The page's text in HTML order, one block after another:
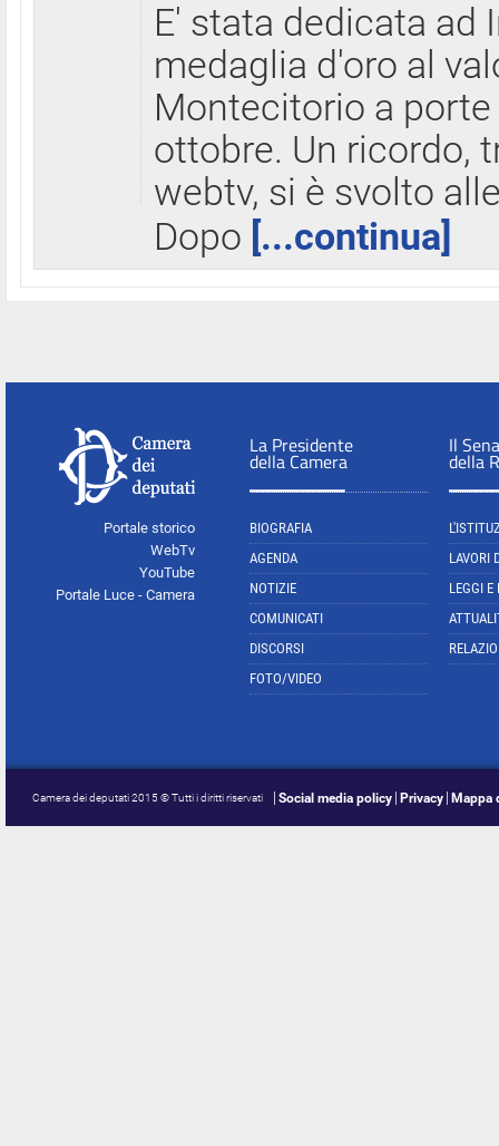
E' stata dedicata ad
medaglia d'oro al
Montecitorio a
ottobre. Un ricordo,
webtv, si è svolto
Dopo [...continua]
Portale storico
WebTv
YouTube
Portale Luce - Camera
La Presidente
della Camera
BIOGRAFIA
AGENDA
NOTIZIE
COMUNICATI
DISCORSI
FOTO/VIDEO
Il
della
LAVORI
LEGGI E
Camera dei deputati 2015 © Tutti i diritti riservati Social media policy Privacy Mappa